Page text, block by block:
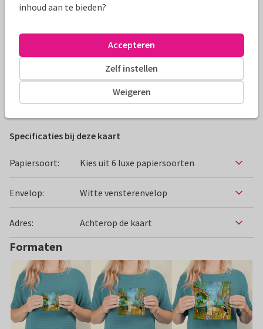
Kleurrijk hand geillustreerde kaart van een wiegje in de
voor een jongen of een meisje
Alle kaarten zijn helemaal naar wens aan te passen
Felicitatiekaarten Petit Konijn
Specificaties bij deze kaart
Papiersoort: Kies uit 6 luxe papiersoorten
Envelop: Witte vensterenvelop
Adres: Achterop de kaart
Formaten
inhoud aan te bieden?
Weigeren
Zelf instellen
Accepteren